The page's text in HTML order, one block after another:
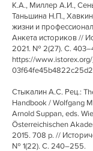
К.А., Миллер А.И.,
Таньшина Н.П.,
жизни и
Анкета историков //
2021. № 2(27). С.
https://
Стыкалин А.С. Рец.:
Handbook / Wolfgang
Arnold Suppan, eds.
Österreichischen
2015. 708 p. //
№ 1(22). С. 240–255.